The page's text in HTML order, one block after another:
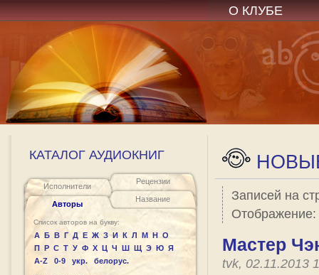
О КЛУБЕ
КАТАЛОГ АУДИОКНИГ
Исполнители
Авторы
Рецензии
Название
Список авторов на букву:
А Б В Г Д Е Ж З И К Л М Н О
П Р С Т У Ф Х Ц Ч Ш Щ Э Ю Я
A-Z
0-9 укр. белорус.
Записей на
Отображение:
Мастер
tvk, 02.11.2013